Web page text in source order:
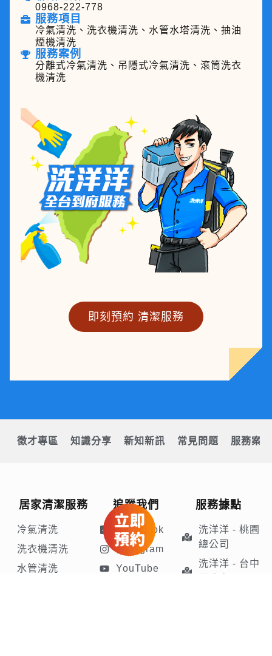
0968-222-778
服務項目
冷氣清洗、洗衣機清洗、水管水塔清洗、抽油
煙機清洗
服務案例
分離式冷氣清洗、吊隱式冷氣清洗、滾筒洗衣
機清洗
即刻預約 清潔服務
徵才專區 知識分享 新知新訊 常見問題 服務案例
居家清潔服務
冷氣清洗
洗衣機清洗
水管清洗
追蹤我們
Facebook
Instagram
YouTube
服務據點
洗洋洋 - 桃園
總公司
洗洋洋 - 台中